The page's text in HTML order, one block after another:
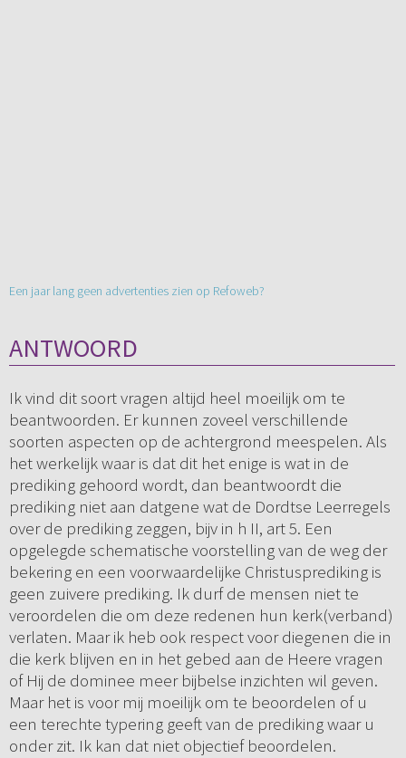
Een jaar lang geen advertenties zien op Refoweb?
ANTWOORD
Ik vind dit soort vragen altijd heel moeilijk om te
beantwoorden. Er kunnen zoveel verschillende
soorten aspecten op de achtergrond meespelen. Als
het werkelijk waar is dat dit het enige is wat in de
prediking gehoord wordt, dan beantwoordt die
prediking niet aan datgene wat de Dordtse Leerregels
over de prediking zeggen, bijv in h II, art 5. Een
opgelegde schematische voorstelling van de weg der
bekering en een voorwaardelijke Christusprediking is
geen zuivere prediking. Ik durf de mensen niet te
veroordelen die om deze redenen hun kerk(verband)
verlaten. Maar ik heb ook respect voor diegenen die in
die kerk blijven en in het gebed aan de Heere vragen
of Hij de dominee meer bijbelse inzichten wil geven.
Maar het is voor mij moeilijk om te beoordelen of u
een terechte typering geeft van de prediking waar u
onder zit. Ik kan dat niet objectief beoordelen.